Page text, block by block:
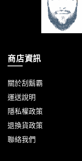
商店資訊
關於刮鬍霸
運送說明
隱私權政策
退換貨政策
聯絡我們